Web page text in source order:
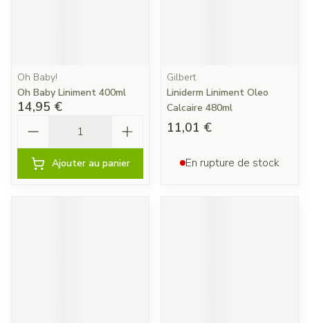
Oh Baby!
Oh Baby Liniment 400ml
14,95 €
Ajouter au panier
Gilbert
Liniderm Liniment Oleo
Calcaire 480ml
11,01 €
En rupture de stock